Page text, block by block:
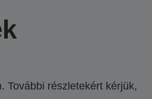
További részletekért kérjük,